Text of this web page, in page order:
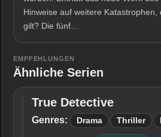
Hinweise auf weitere Katastrophen,
gilt? Die fünf…
EMPFEHLUNGEN
Ähnliche Serien
True
Detective
True Detective
Genres: Drama Thriller